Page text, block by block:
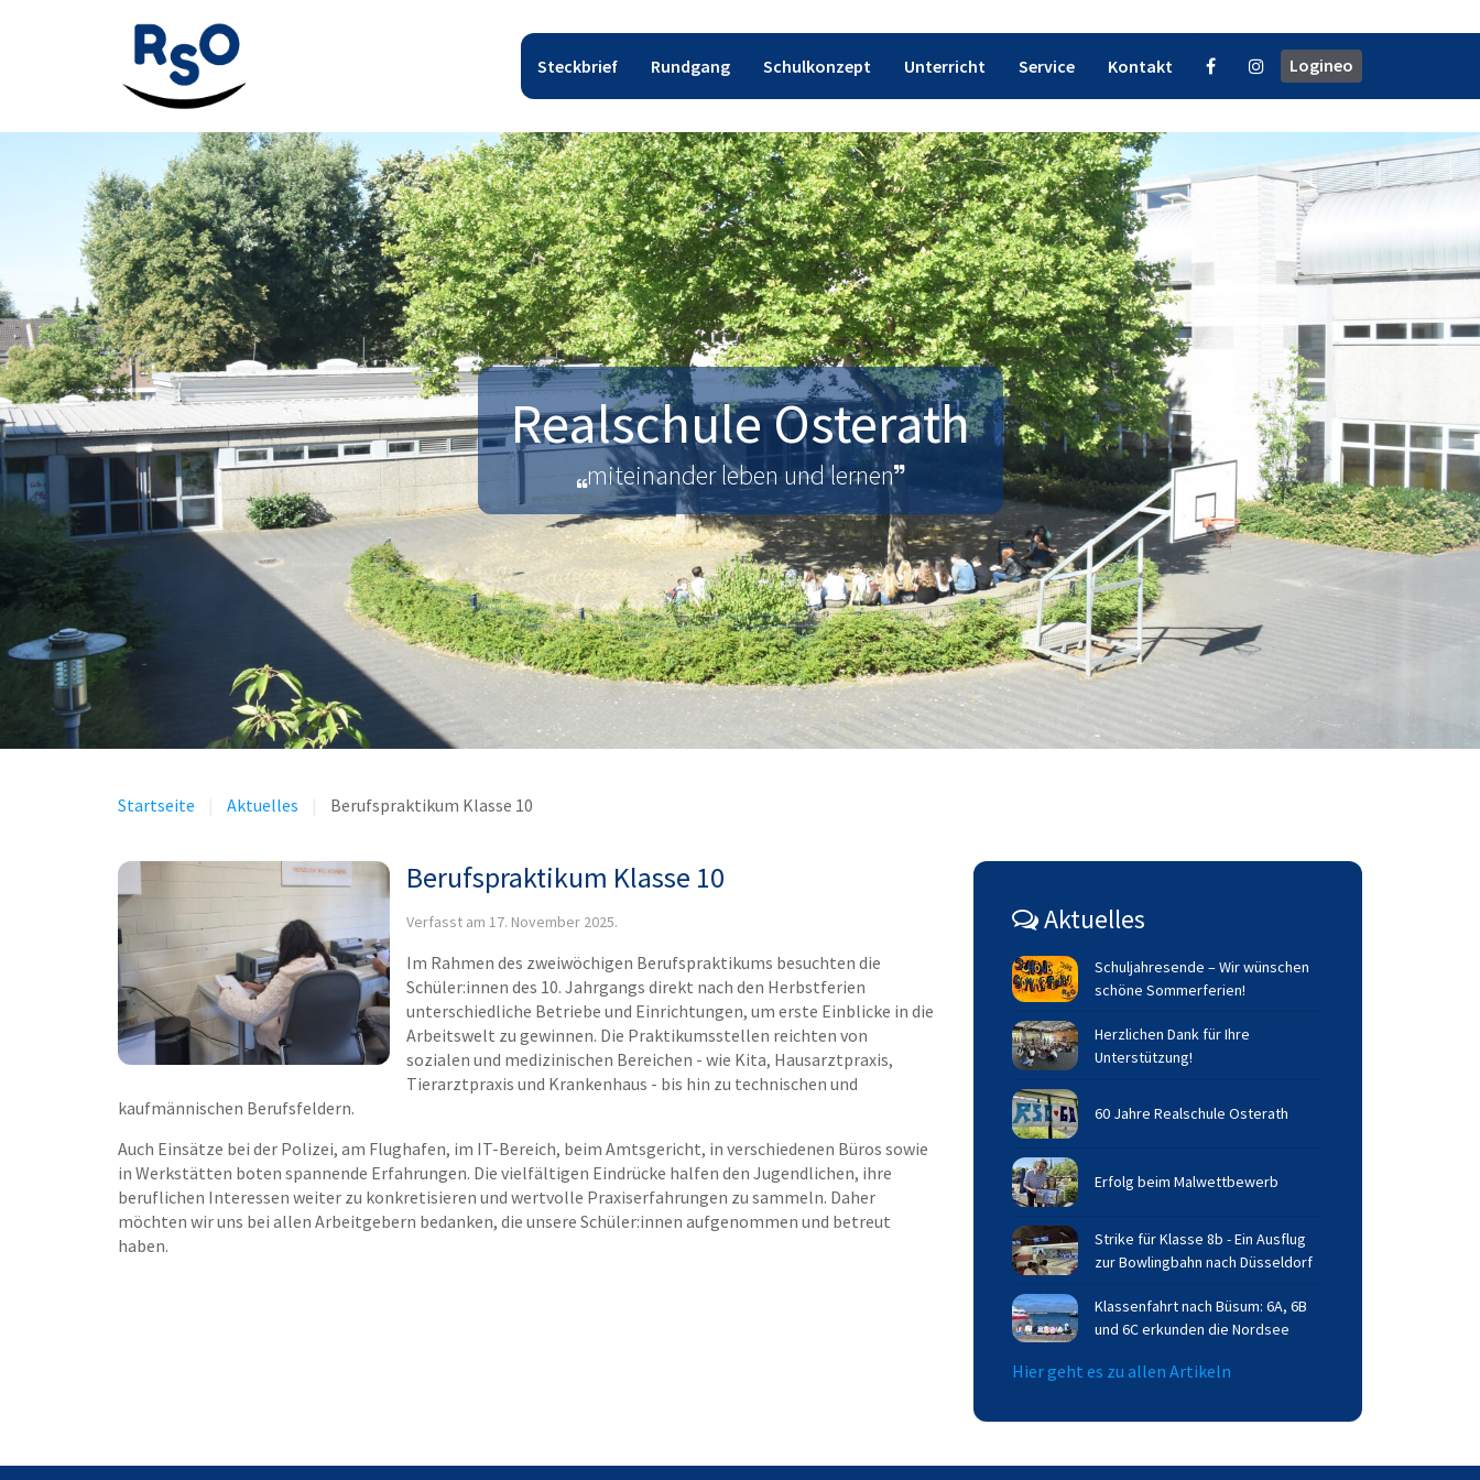
Steckbrief Rundgang Schulkonzept Unterricht Service Kontakt Logineo
Realschule Osterath
miteinander leben und lernen
Startseite Aktuelles Berufspraktikum Klasse 10
Berufspraktikum Klasse 10
Verfasst am 17. November 2025.
Im Rahmen des zweiwöchigen Berufspraktikums besuchten die
Schüler:innen des 10. Jahrgangs direkt nach den Herbstferien
unterschiedliche Betriebe und Einrichtungen, um erste Einblicke in die
Arbeitswelt zu gewinnen. Die Praktikumsstellen reichten von
sozialen und medizinischen Bereichen - wie Kita, Hausarztpraxis,
Tierarztpraxis und Krankenhaus - bis hin zu technischen und
kaufmännischen Berufsfeldern.
Auch Einsätze bei der Polizei, am Flughafen, im IT-Bereich, beim Amtsgericht, in verschiedenen Büros sowie
in Werkstätten boten spannende Erfahrungen. Die vielfältigen Eindrücke halfen den Jugendlichen, ihre
beruflichen Interessen weiter zu konkretisieren und wertvolle Praxiserfahrungen zu sammeln. Daher
möchten wir uns bei allen Arbeitgebern bedanken, die unsere Schüler:innen aufgenommen und betreut
haben.
Aktuelles
Schuljahresende – Wir wünschen
schöne Sommerferien!
Herzlichen Dank für Ihre
Unterstützung!
60 Jahre Realschule Osterath
Erfolg beim Malwettbewerb
Strike für Klasse 8b - Ein Ausflug
zur Bowlingbahn nach Düsseldorf
Klassenfahrt nach Büsum: 6A, 6B
und 6C erkunden die Nordsee
Hier geht es zu allen Artikeln